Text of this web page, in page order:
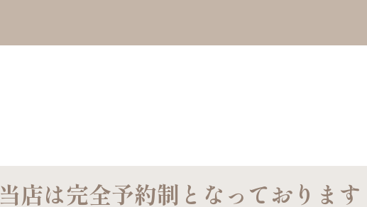
当店は完全予約制と なっております